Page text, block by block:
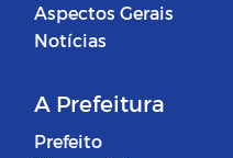
Aspectos Gerais
Notícias
A Prefeitura
Prefeito